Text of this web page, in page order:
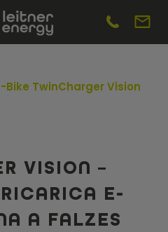
TwinCharger Vision
VISION –
E-
A FALZES